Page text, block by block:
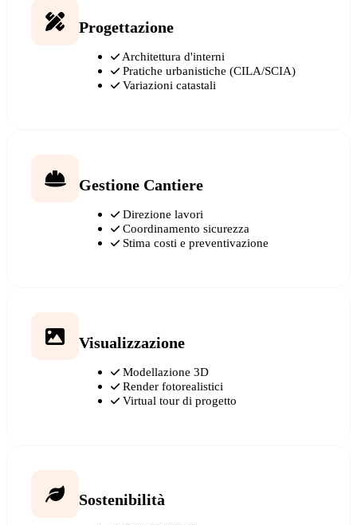
Progettazione
Architettura d'interni
Pratiche urbanistiche (CILA/SCIA)
Variazioni catastali
Gestione Cantiere
Direzione lavori
Coordinamento sicurezza
Stima costi e preventivazione
Visualizzazione
Modellazione 3D
Render fotorealistici
Virtual tour di progetto
Sostenibilità